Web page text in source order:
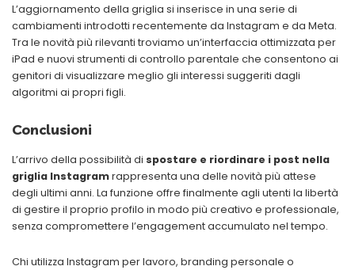
L’aggiornamento della griglia si inserisce in una serie di
cambiamenti introdotti recentemente da Instagram e da Meta.
Tra le novità più rilevanti troviamo un’interfaccia ottimizzata per
iPad e nuovi strumenti di controllo parentale che consentono ai
genitori di visualizzare meglio gli interessi suggeriti dagli
algoritmi ai propri figli.
Conclusioni
L’arrivo della possibilità di spostare e riordinare i post nella
griglia Instagramrappresenta una delle novità più attese
degli ultimi anni. La funzione offre finalmente agli utenti la libertà
di gestire il proprio profilo in modo più creativo e professionale,
senza compromettere l’engagement accumulato nel tempo.
Chi utilizza Instagram per lavoro, branding personale o